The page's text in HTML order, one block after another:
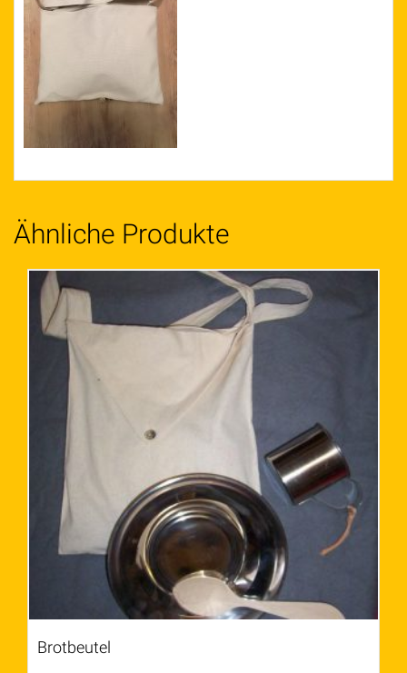
Ähnliche Produkte
Brotbeutel